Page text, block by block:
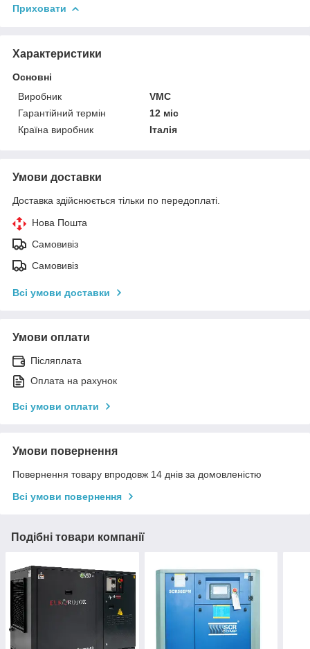
Приховати
Характеристики
Основні
Виробник
VMC
Гарантійний термін
12 міс
Країна виробник
Італія
Умови доставки
Доставка здійснюється тільки по передоплаті.
Нова Пошта
Самовивіз
Самовивіз
Всі умови доставки
Умови оплати
Післяплата
Оплата на рахунок
Всі умови оплати
Умови повернення
Повернення товару впродовж 14 днів за домовленістю
Всі умови повернення
Подібні товари компанії